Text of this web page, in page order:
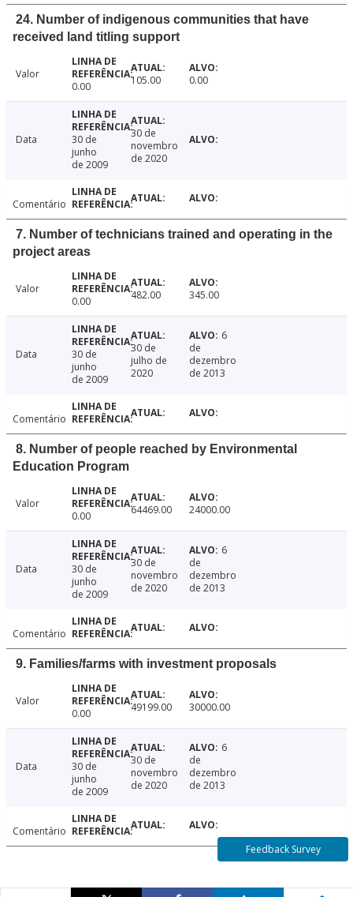
24. Number of indigenous communities that have
received land titling support
Valor
0.00
105.00 0.00
Data
30 de
junho
de 2009
30 de
novembro
de 2020
Comentário
7. Number of technicians trained and operating in the
project areas
Valor
0.00
482.00 345.00
Data
30 de
junho
de 2009
30 de
julho de
2020
6
de
dezembro
de 2013
Comentário
8. Number of people reached by Environmental
Education Program
Valor
0.00
64469.00 24000.00
Data
30 de
junho
de 2009
30 de
novembro
de 2020
6
de
dezembro
de 2013
Comentário
9. Families/farms with investment proposals
Valor
0.00
49199.00 30000.00
Data
30 de
junho
de 2009
30 de
novembro
de 2020
6
de
dezembro
de 2013
Comentário
Feedback Survey